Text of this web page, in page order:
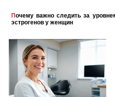
Почему важно следить за уровнем
эстрогенов у женщин